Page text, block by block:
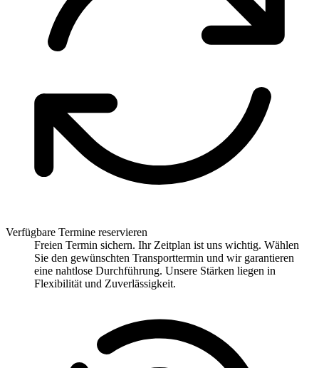
Verfügbare Termine reservieren
Freien Termin sichern. Ihr Zeitplan ist uns wichtig. Wählen
Sie den gewünschten Transporttermin und wir garantieren
eine nahtlose Durchführung. Unsere Stärken liegen in
Flexibilität und Zuverlässigkeit.